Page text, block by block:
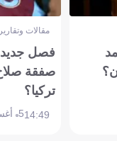
مقالات
فصل جديد
صفقة
تركيا؟
14:495 أغسطس 2026